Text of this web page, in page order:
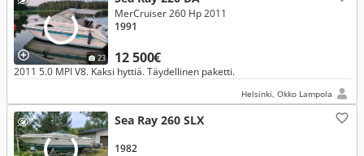
23 12 500€
MerCruiser 260 Hp 2011
1991
2011 5.0 MPI V8. Kaksi hyttiä. Täydellinen paketti.
Helsinki, Okko Lampola
Sea Ray 260 SLX
1982